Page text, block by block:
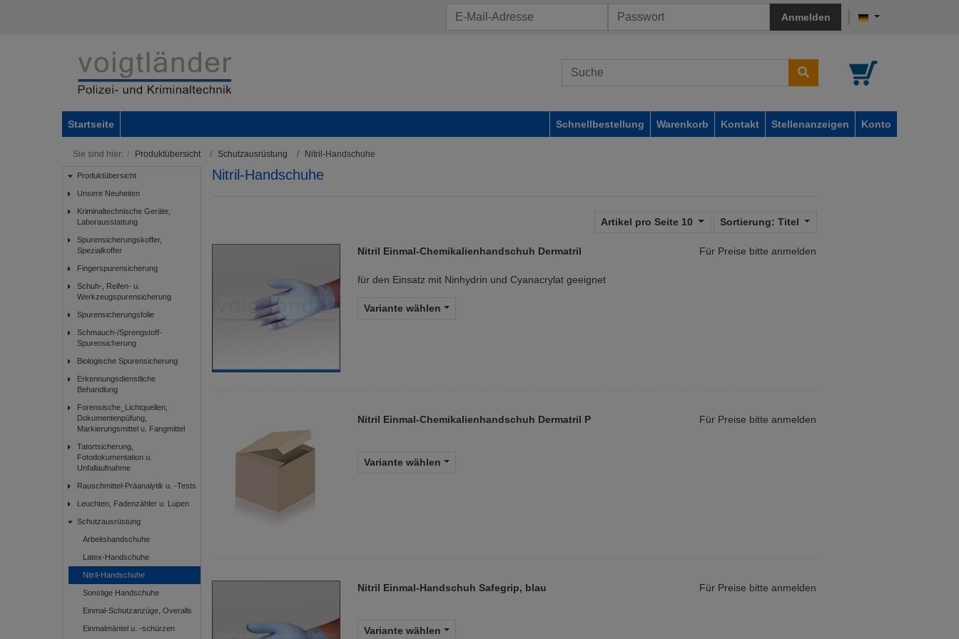
Anmelden
Startseite Schnellbestellung Warenkorb Kontakt Stellenanzeigen Konto
Sie sind hier: Produktübersicht Schutzausrüstung Nitril-Handschuhe
Produktübersicht
Unsere Neuheiten
Kriminaltechnische Geräte,
Laborausstattung
Spurensicherungskoffer,
Spezialkoffer
Fingerspurensicherung
Schuh-, Reifen- u.
Werkzeugspurensicherung
Spurensicherungsfolie
Schmauch-/Sprengstoff-
Spurensicherung
Biologische Spurensicherung
Erkennungsdienstliche
Behandlung
Forensische_Lichtquellen,
Dokumentenpüfung,
Markierungsmittel u. Fangmittel
Tatortsicherung,
Fotodokumentation u.
Unfallaufnahme
Rauschmittel-Präanalytik u. -Tests
Leuchten, Fadenzähler u. Lupen
Schutzausrüstung
Arbeitshandschuhe
Latex-Handschuhe
Nitril-Handschuhe
Sonstige Handschuhe
Einmal-Schutzanzüge, Overalls
Einmalmäntel u. -schürzen
Nitril-Handschuhe
Artikel pro Seite 10 Sortierung: Titel
Nitril Einmal-Chemikalienhandschuh Dermatril
für den Einsatz mit Ninhydrin und Cyanacrylat geeignet
Variante wählen
Für Preise bitte anmelden
Nitril Einmal-Chemikalienhandschuh Dermatril P
Variante wählen
Für Preise bitte anmelden
Nitril Einmal-Handschuh Safegrip, blau
Variante wählen
Für Preise bitte anmelden